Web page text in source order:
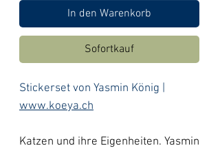
In den Warenkorb
Sofortkauf
Stickerset von Yasmin König |
www.koeya.ch
Katzen und ihre Eigenheiten. Yasmin